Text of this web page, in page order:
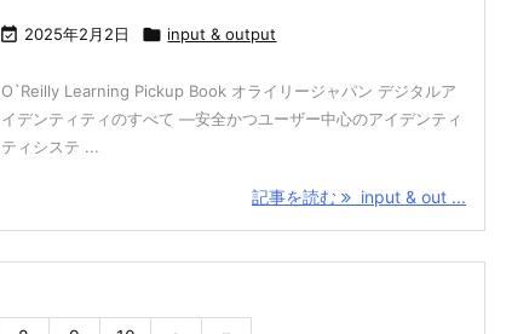
 2025年2月2日  input & output
O`Reilly Learning Pickup Book オライリージャパン デジタルア
イデンティティのすべて ―安全かつユーザー中心のアイデンティ
ティシステ ...
記事を読む input & out ...